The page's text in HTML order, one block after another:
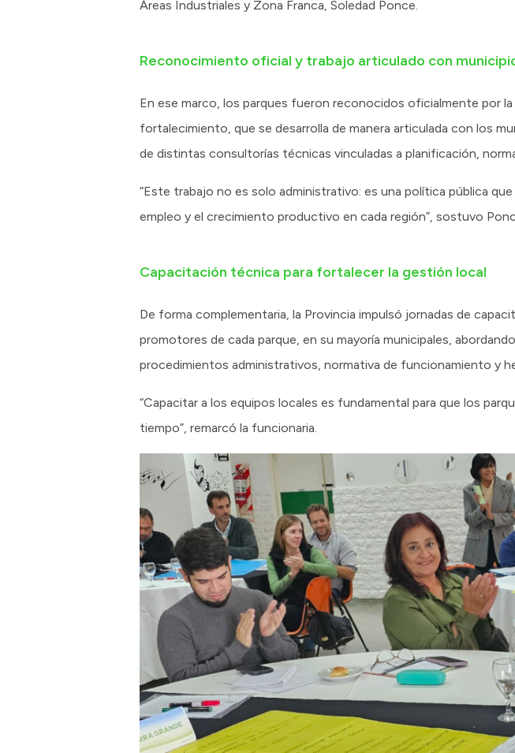
Áreas Industriales y Zona Franca, Soledad Ponce.
Reconocimiento oficial y trabajo articulado con
En ese marco, los parques fueron reconocidos oficialmente por
fortalecimiento, que se desarrolla de manera articulada con los
de distintas consultorías técnicas vinculadas a planificación,
“Este trabajo no es solo administrativo: es una política pública
empleo y el crecimiento productivo en cada región”, sostuvo
Capacitación técnica para fortalecer la gestión local
De forma complementaria, la Provincia impulsó jornadas de
promotores de cada parque, en su mayoría municipales,
procedimientos administrativos, normativa de funcionamiento y
“Capacitar a los equipos locales es fundamental para que los
tiempo”, remarcó la funcionaria.